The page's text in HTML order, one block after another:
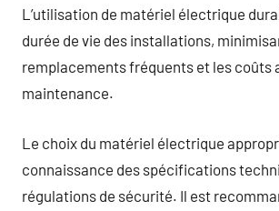
L’utilisation de matériel électrique
durée de vie des installations,
remplacements fréquents et les coûts
maintenance.
Le choix du matériel électrique
connaissance des spécifications
régulations de sécurité. Il est